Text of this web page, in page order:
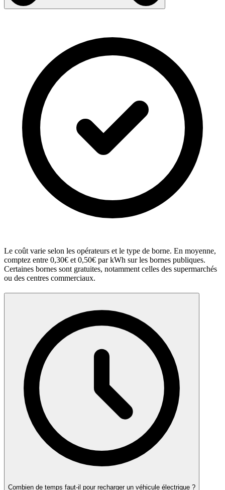
Le coût varie selon les opérateurs et le type de borne. En moyenne,
comptez entre 0,30€ et 0,50€ par kWh sur les bornes publiques.
Certaines bornes sont gratuites, notamment celles des supermarchés
ou des centres commerciaux.
Combien de temps faut-il pour recharger un véhicule électrique ?